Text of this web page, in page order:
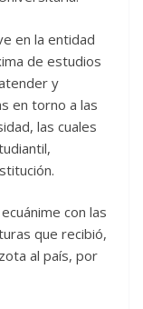
en la entidad
de estudios
y
en torno a las
las cuales
con las
que recibió,
al país, por